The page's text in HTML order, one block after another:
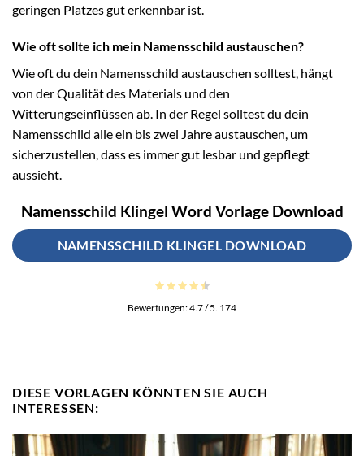
geringen Platzes gut erkennbar ist.
Wie oft sollte ich mein Namensschild austauschen?
Wie oft du dein Namensschild austauschen solltest, hängt
von der Qualität des Materials und den
Witterungseinflüssen ab. In der Regel solltest du dein
Namensschild alle ein bis zwei Jahre austauschen, um
sicherzustellen, dass es immer gut lesbar und gepflegt
aussieht.
Namensschild Klingel Word Vorlage Download
NAMENSSCHILD KLINGEL DOWNLOAD
Bewertungen:4.7/ 5. 174
DIESE VORLAGEN KÖNNTEN SIE AUCH
INTERESSEN: